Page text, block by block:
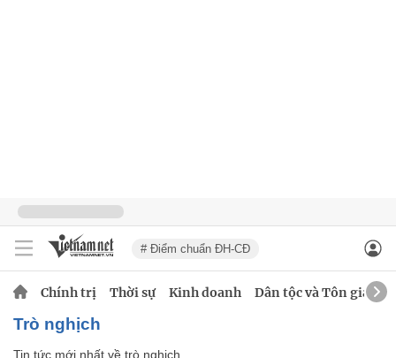
# Điểm chuẩn ĐH-CĐ
Chính trị Thời sự Kinh doanh Dân tộc và Tôn giáo
trò nghịch
Tin tức mới nhất về trò nghịch